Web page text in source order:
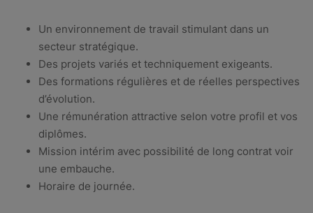
Un environnement de travail stimulant dans un
secteur stratégique.
Des projets variés et techniquement exigeants.
Des formations régulières et de réelles perspectives
d’évolution.
Une rémunération attractive selon votre profil et vos
diplômes.
Mission intérim avec possibilité de long contrat voir
une embauche.
Horaire de journée.